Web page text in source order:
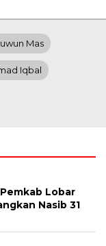
Mas
Iqbal
Lobar
Nasib 31